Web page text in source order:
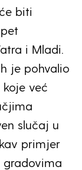
biti
i Mladi.
je pohvalio
već
slučaj u
primjer
gradovima